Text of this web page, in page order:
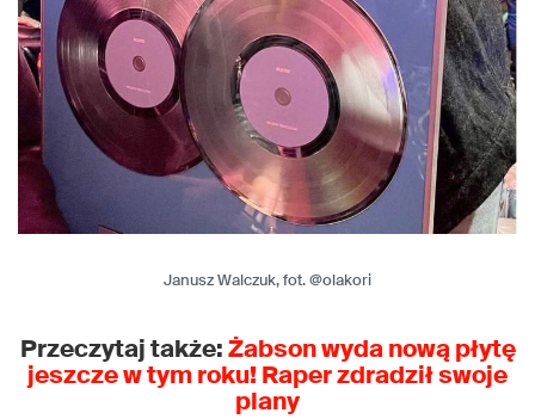
Janusz Walczuk, fot. @olakori
Przeczytaj także:Żabson wyda nową płytę
jeszcze w tym roku! Raper zdradził swoje
plany